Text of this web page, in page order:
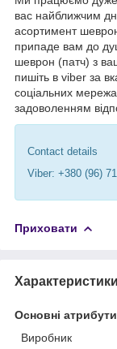
вас найближчим
асортимент
припаде вам до
шеврон (патч) з
пишіть в viber за
соціальних
задоволенням
Contact details
Viber: +380 (96)
Приховати
Характеристики
Основні атрибути
Виробник